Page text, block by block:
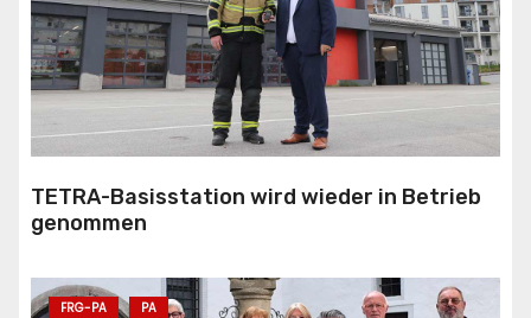
TETRA-Basisstation wird wieder in Betrieb
genommen
FRG-PA PA